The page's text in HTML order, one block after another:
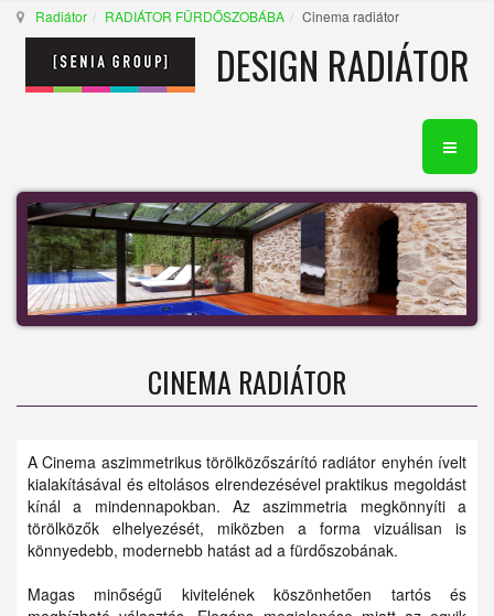
Radiátor RADIÁTOR FÜRDŐSZOBÁBA Cinema radiátor
DESIGN RADIÁTOR
CINEMA RADIÁTOR
A Cinema aszimmetrikus törölközőszárító radiátor enyhén ívelt
kialakításával és eltolásos elrendezésével praktikus megoldást
kínál a mindennapokban. Az aszimmetria megkönnyíti a
törölközők elhelyezését, miközben a forma vizuálisan is
könnyedebb, modernebb hatást ad a fürdőszobának.
Magas minőségű kivitelének köszönhetően tartós és